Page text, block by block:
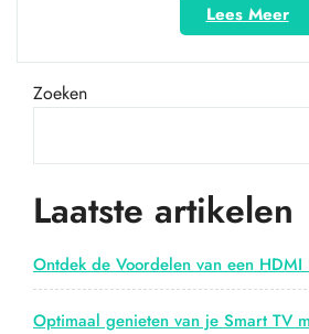
Lees Meer
en
Zoeken
Laatste artikelen
Ontdek de Voordelen van een
Optimaal genieten van je Smart TV